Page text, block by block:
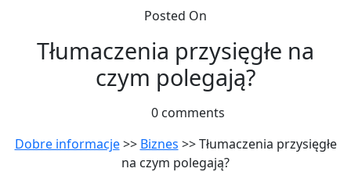
Posted On
Tłumaczenia przysięgłe na
czym polegają?
0 comments
Dobre informacje>> Biznes >> Tłumaczenia przysięgłe
na czym polegają?